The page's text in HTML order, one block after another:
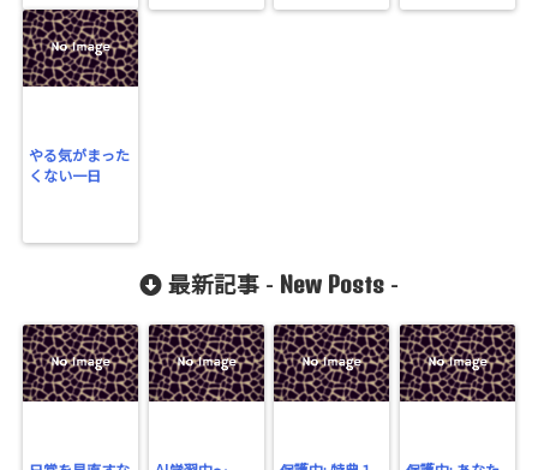
やる気がまった
くない一日
最新記事 - New Posts -